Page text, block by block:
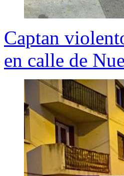
Captan
en calle de